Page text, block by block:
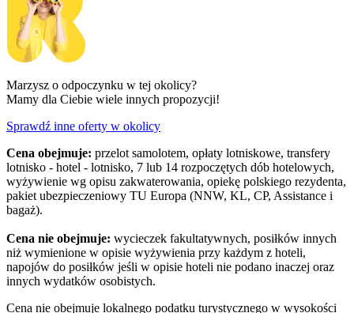
Marzysz o odpoczynku w tej okolicy?
Mamy dla Ciebie wiele innych propozycji!
Sprawdź inne oferty w okolicy
Cena obejmuje: przelot samolotem, opłaty lotniskowe, transfery
lotnisko - hotel - lotnisko, 7 lub 14 rozpoczętych dób hotelowych,
wyżywienie wg opisu zakwaterowania, opiekę polskiego rezydenta,
pakiet ubezpieczeniowy TU Europa (NNW, KL, CP, Assistance i
bagaż).
Cena nie obejmuje: wycieczek fakultatywnych, posiłków innych
niż wymienione w opisie wyżywienia przy każdym z hoteli,
napojów do posiłków jeśli w opisie hoteli nie podano inaczej oraz
innych wydatków osobistych.
Cena nie obejmuje lokalnego podatku turystycznego w wysokości